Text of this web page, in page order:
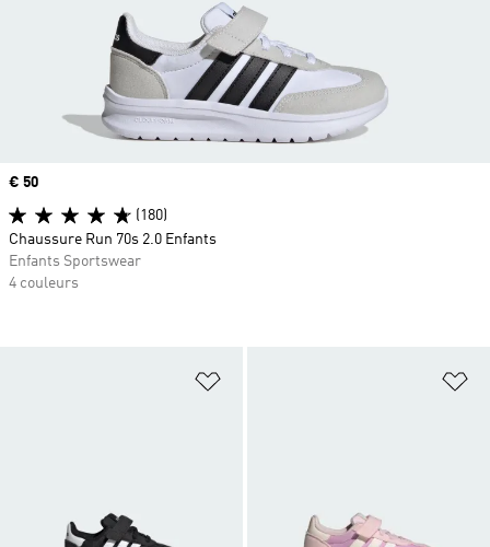
Ajouter à la Liste de produits
Prix
€ 50
(180)
Chaussure Run 70s 2.0 Enfants
Enfants Sportswear
4 couleurs